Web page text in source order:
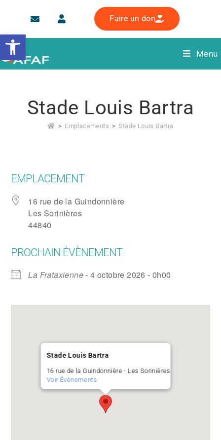
Ouvrir la barre d’outils
Faire un don
Menu
Stade Louis Bartra
> Emplacements > Stade Louis Bartra
EMPLACEMENT
16 rue de la Guindonnière
Les Sorinières
44840
PROCHAIN ÉVÈNEMENT
La Frataxienne- 4 octobre 2026 - 0h00
Stade Louis Bartra
16 rue de la Guindonnière - Les Sorinières
Voir Évènements